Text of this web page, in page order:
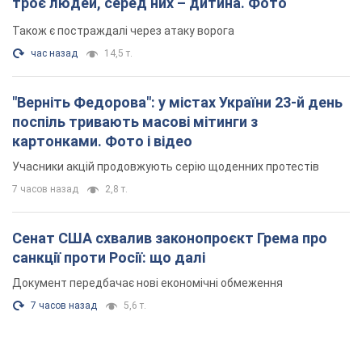
Учасники акцій продовжують серію щоденних протестів
7 часов назад 2,8 т.
Сенат США схвалив законопроєкт Грема про
санкції проти Росії: що далі
Документ передбачає нові економічні обмеження
7 часов назад 5,6 т.